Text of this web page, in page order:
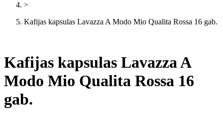
>
Kafijas kapsulas Lavazza A Modo Mio Qualita Rossa 16 gab.
Kafijas kapsulas Lavazza A
Modo Mio Qualita Rossa 16
gab.